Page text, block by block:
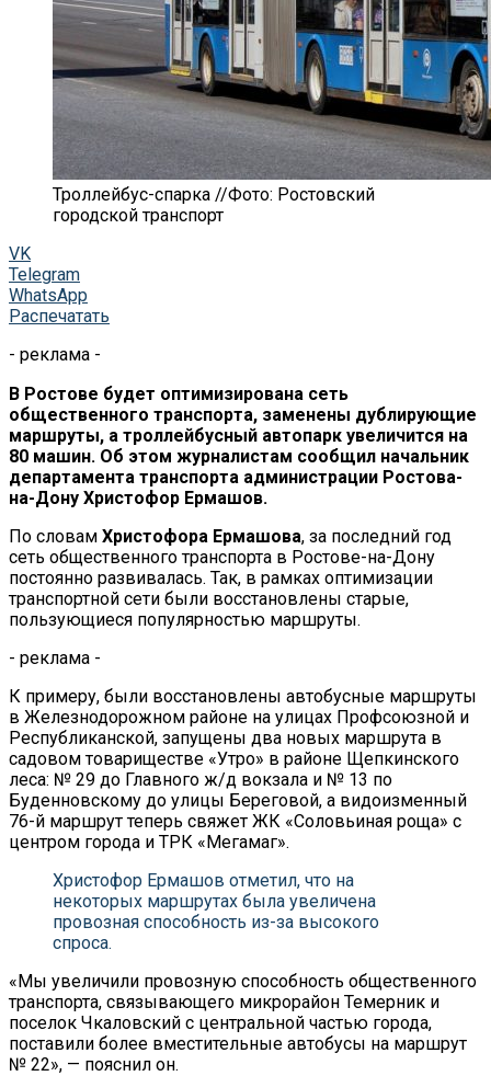
Троллейбус-спарка //Фото: Ростовский
городской транспорт
VK
Telegram
WhatsApp
Распечатать
- реклама -
В Ростове будет оптимизирована сеть
общественного транспорта, заменены дублирующие
маршруты, а троллейбусный автопарк увеличится на
80 машин. Об этом журналистам сообщил начальник
департамента транспорта администрации Ростова-
на-Дону Христофор Ермашов.
По словам Христофора Ермашова, за последний год
сеть общественного транспорта в Ростове-на-Дону
постоянно развивалась. Так, в рамках оптимизации
транспортной сети были восстановлены старые,
пользующиеся популярностью маршруты.
- реклама -
К примеру, были восстановлены автобусные маршруты
в Железнодорожном районе на улицах Профсоюзной и
Республиканской, запущены два новых маршрута в
садовом товариществе «Утро» в районе Щепкинского
леса: № 29 до Главного ж/д вокзала и № 13 по
Буденновскому до улицы Береговой, а видоизменный
76-й маршрут теперь свяжет ЖК «Соловьиная роща» с
центром города и ТРК «Мегамаг».
Христофор Ермашов отметил, что на
некоторых маршрутах была увеличена
провозная способность из-за высокого
спроса.
«Мы увеличили провозную способность общественного
транспорта, связывающего микрорайон Темерник и
поселок Чкаловский с центральной частью города,
поставили более вместительные автобусы на маршрут
№ 22», — пояснил он.